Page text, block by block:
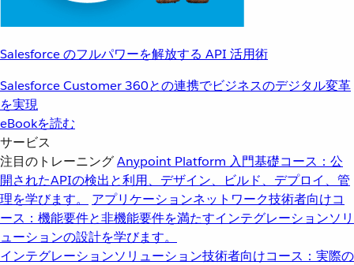
Salesforce のフルパワーを解放する API 活用術
Salesforce Customer 360との連携でビジネスのデジタル変革
を実現
eBookを読む
サービス
注目のトレーニングAnypoint Platform 入門基礎コース：公
開されたAPIの検出と利用、デザイン、ビルド、デプロイ、管
理を学びます。
アプリケーションネットワーク技術者向けコ
ース：機能要件と非機能要件を満たすインテグレーションソリ
ューションの設計を学びます。
インテグレーションソリューション技術者向けコース：実際の